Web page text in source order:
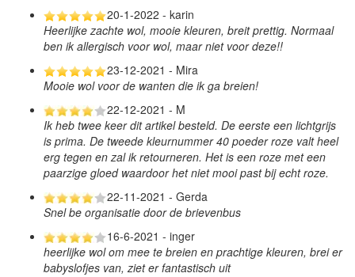
20-1-2022 - karin
Heerlijke zachte wol, mooie kleuren, breit prettig. Normaal
ben ik allergisch voor wol, maar niet voor deze!!
23-12-2021 - Mira
Mooie wol voor de wanten die ik ga breien!
22-12-2021 - M
Ik heb twee keer dit artikel besteld. De eerste een lichtgrijs
is prima. De tweede kleurnummer 40 poeder roze valt heel
erg tegen en zal ik retourneren. Het is een roze met een
paarzige gloed waardoor het niet mooi past bij echt roze.
22-11-2021 - Gerda
Snel be organisatie door de brievenbus
16-6-2021 - inger
heerlijke wol om mee te breien en prachtige kleuren, brei er
babyslofjes van, ziet er fantastisch uit